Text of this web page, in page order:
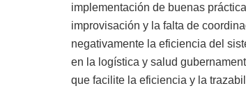
implementación de buenas
improvisación y la falta de
negativamente la eficiencia del
en la logística y salud
que facilite la eficiencia y la